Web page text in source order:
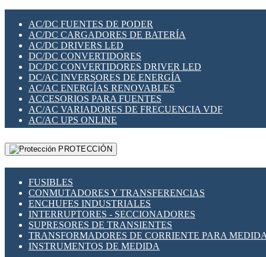
SWITCH Y MICROSWITCH
TARJETAS PI
UNIÓN Y DERIVACIÓN DE CABLE
PLACAS MODULARES IOT
SWITCHES Y REDES WIFI
SOLUCIONES IOT
SOLUCIONES LORAWAN
SOLUCIONES RED CELULAR
SEGURIDAD PARA REDES
SWITCHES LAN
TELEFONÍA IP (VOIP)
VIGILANCIA IP (CCTV)
MESHTASTIC
AC/DC FUENTES DE PODER
AC/DC CARGADORES DE BATERÍA
AC/DC DRIVERS LED
DC/DC CONVERTIDORES
DC/DC CONVERTIDORES DRIVER LED
DC/AC INVERSORES DE ENERGÍA
AC/AC ENERGÍAS RENOVABLES
ACCESORIOS PARA FUENTES
AC/AC VARIADORES DE FRECUENCIA VDF
AC/AC UPS ONLINE
PROTECCIÓN
FUSIBLES
CONMUTADORES Y TRANSFERENCIAS
ENCHUFES INDUSTRIALES
INTERRUPTORES - SECCIONADORES
SUPRESORES DE TRANSIENTES
TRANSFORMADORES DE CORRIENTE PARA
INSTRUMENTOS DE MEDIDA